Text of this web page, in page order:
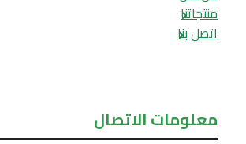
منتجاتنا
اتصل بنا
معلومات الاتصال